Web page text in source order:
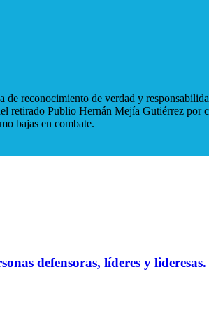
de reconocimiento de verdad y
retirado Publio Hernán Mejía Gutiérrez
bajas en combate.
defensoras, líderes y lideresas.